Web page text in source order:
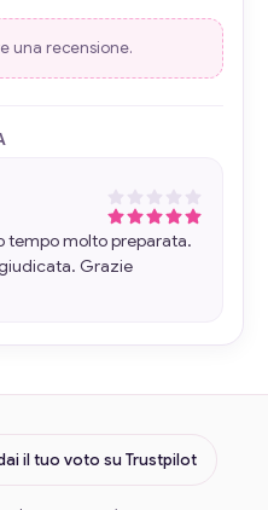
una recensione.
tempo molto preparata.
Grazie
il tuo voto su Trustpilot